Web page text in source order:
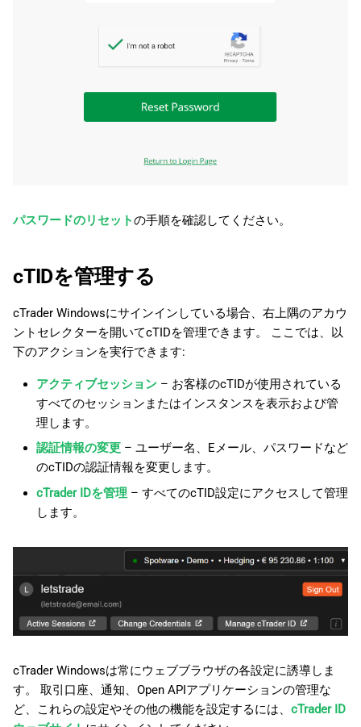
パスワードのリセットの手順を確認してください。
cTIDを管理する
cTrader Windowsにサインインしている場合、右上隅のアカウ
ントセレクターを開いてcTIDを管理できます。 ここでは、以
下のアクションを実行できます:
アクティブセッション– お客様のcTIDが使用されている
すべてのセッションまたはインスタンスを表示および管
理します。
認証情報の変更– ユーザー名、Eメール、パスワードなど
のcTIDの認証情報を変更します。
cTrader IDを管理– すべてのcTID設定にアクセスして管理
します。
cTrader Windowsは常にウェブブラウザの各設定に誘導しま
す。 取引口座、通知、Open APIアプリケーションの管理な
ど、これらの設定やその他の機能を設定するには、 cTrader ID